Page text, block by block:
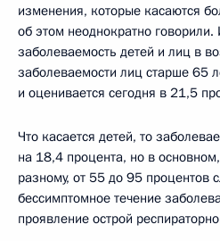
изменения, которые касаются
об этом неоднократно говорили.
заболеваемость детей и лиц в
заболеваемости лиц старше 65
и оценивается сегодня в 21,5
Что касается детей, то
на 18,4 процента, но в
разному, от 55 до 95 процентов
бессимптомное течение
проявление острой